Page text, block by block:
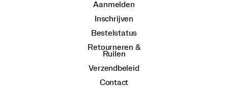
Aanmelden
Inschrijven
Bestelstatus
Retourneren &
Ruilen
Verzendbeleid
Contact